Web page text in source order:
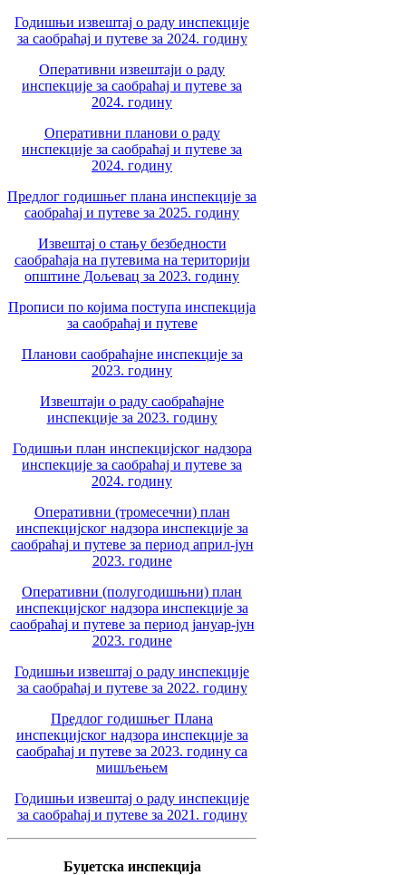
Годишњи извештај о раду инспекције
за саобраћај и путеве за 2024. годину
Оперативни извештаји о раду
инспекције за саобраћај и путеве за
2024. годину
Оперативни планови о раду
инспекције за саобраћај и путеве за
2024. годину
Предлог годишњег плана инспекције за
саобраћај и путеве за 2025. годину
Извештај о стању безбедности
саобраћаја на путевима на територији
општине Дољевац за 2023. годину
Прописи по којима поступа инспекција
за саобраћај и путеве
Планови саобраћајне инспекције за
2023. годину
Извештаји о раду саобраћајне
инспекције за 2023. годину
Годишњи план инспекцијског надзора
инспекције за саобраћај и путеве за
2024. годину
Оперативни (тромесечни) план
инспекцијског надзора инспекције за
саобраћај и путеве за период април-јун
2023. године
Оперативни (полугодишњни) план
инспекцијског надзора инспекције за
саобраћај и путеве за период јануар-јун
2023. године
Годишњи извештај о раду инспекције
за саобраћај и путеве за 2022. годину
Предлог годишњег Плана
инспекцијског надзора инспекције за
саобраћај и путеве за 2023. годину са
мишљењем
Годишњи извештај о раду инспекције
за саобраћај и путеве за 2021. годину
Буџетска инспекција